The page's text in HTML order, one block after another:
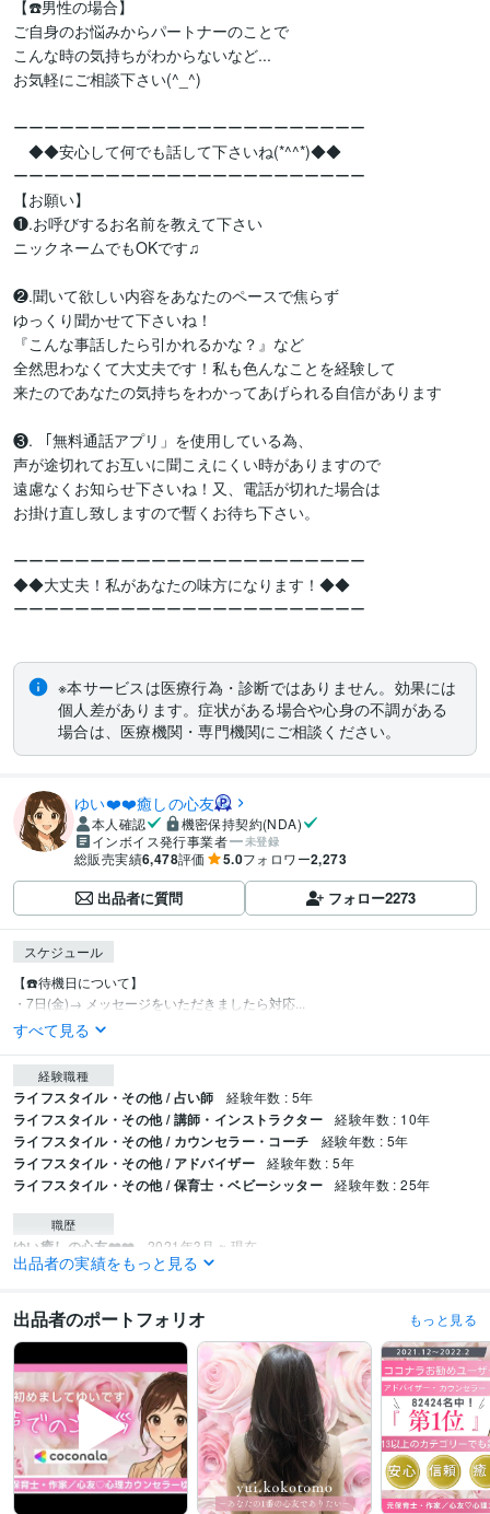
【☎️男性の場合】
ご自身のお悩みからパートナーのことで
こんな時の気持ちがわからないなど...
お気軽にご相談下さい(^_^)
ーーーーーーーーーーーーーーーーーーーーーーー
◆◆安心して何でも話して下さいね(*^^*)◆◆
ーーーーーーーーーーーーーーーーーーーーーーー
【お願い】
❶.お呼びするお名前を教えて下さい
ニックネームでもOKです♫
❷.聞いて欲しい内容をあなたのペースで焦らず
ゆっくり聞かせて下さいね！
『こんな事話したら引かれるかな？』など
全然思わなくて大丈夫です！私も色んなことを経験して
来たのであなたの気持ちをわかってあげられる自信があります
❸. 「無料通話アプリ」を使用している為、
声が途切れてお互いに聞こえにくい時がありますので
遠慮なくお知らせ下さいね！又、電話が切れた場合は
お掛け直し致しますので暫くお待ち下さい。
ーーーーーーーーーーーーーーーーーーーーーーー
◆◆大丈夫！私があなたの味方になります！◆◆
ーーーーーーーーーーーーーーーーーーーーーーー
※本サービスは医療行為・診断ではありません。効果には
個人差があります。症状がある場合や心身の不調がある
場合は、医療機関・専門機関にご相談ください。
ゆい❤️❤️癒しの心友
本人確認
機密保持契約(NDA)
インボイス発行事業者
未登録
総販売実績6,478評価 5.0フォロワー2,273
出品者に質問 フォロー2273
スケジュール
【☎️待機日について】
・7日(金)→ メッセージをいただきましたら対応...
すべて見る
経験職種
ライフスタイル・その他 / 占い師 経験年数 : 5年
ライフスタイル・その他 / 講師・インストラクター 経験年数 : 10年
ライフスタイル・その他 / カウンセラー・コーチ 経験年数 : 5年
ライフスタイル・その他 / アドバイザー 経験年数 : 5年
ライフスタイル・その他 / 保育士・ベビーシッター 経験年数 : 25年
職歴
ゆい癒しの心友❤️❤️ 2021年3月 ~ 現在
📕Amazon Kindle本を出版／ 紹介No.❶
❤️ゆいの紹介 2021年3月 ~ 現在
💙以下、ココナラで電話相談を始めるまでの経歴です
2000年3月 ~ 2021
年2月
❤️某有名／出版会社 2000年3月 ~ 2021年2月
❤️企業／○○○総合病院内保育所 2000年3月 ~ 2021年2月
❤️社会福祉法人◯○◯○保育園 2000年3月 ~ 2021年2月
❤️ 社会福祉法人○○○保育園 2000年3月 ~ 2021年2月
❤️ ○○市立○○○保育所 2000年3月 ~ 2021年2月
❤️◯◯女子短期大学附属第二幼稚園 2000年3月 ~ 2021年2月
❤️◯◯女子短期大学附属第一幼稚園 2000年3月 ~ 2021年2月
出品者の実績をもっと見る
出品者のポートフォリオ もっと見る